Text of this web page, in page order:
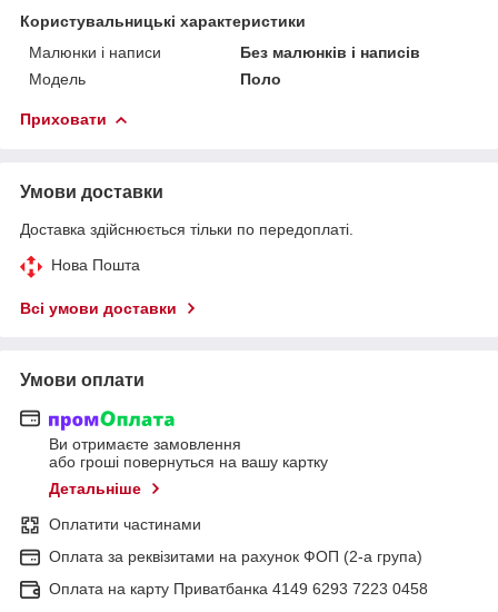
Користувальницькі характеристики
Малюнки і написи
Без малюнків і написів
Модель
Поло
Приховати
Умови доставки
Доставка здійснюється тільки по передоплаті.
Нова Пошта
Всі умови доставки
Умови оплати
Ви отримаєте замовлення
або гроші повернуться на вашу картку
Детальніше
Оплатити частинами
Оплата за реквізитами на рахунок ФОП (2-а група)
Оплата на карту Приватбанка 4149 6293 7223 0458